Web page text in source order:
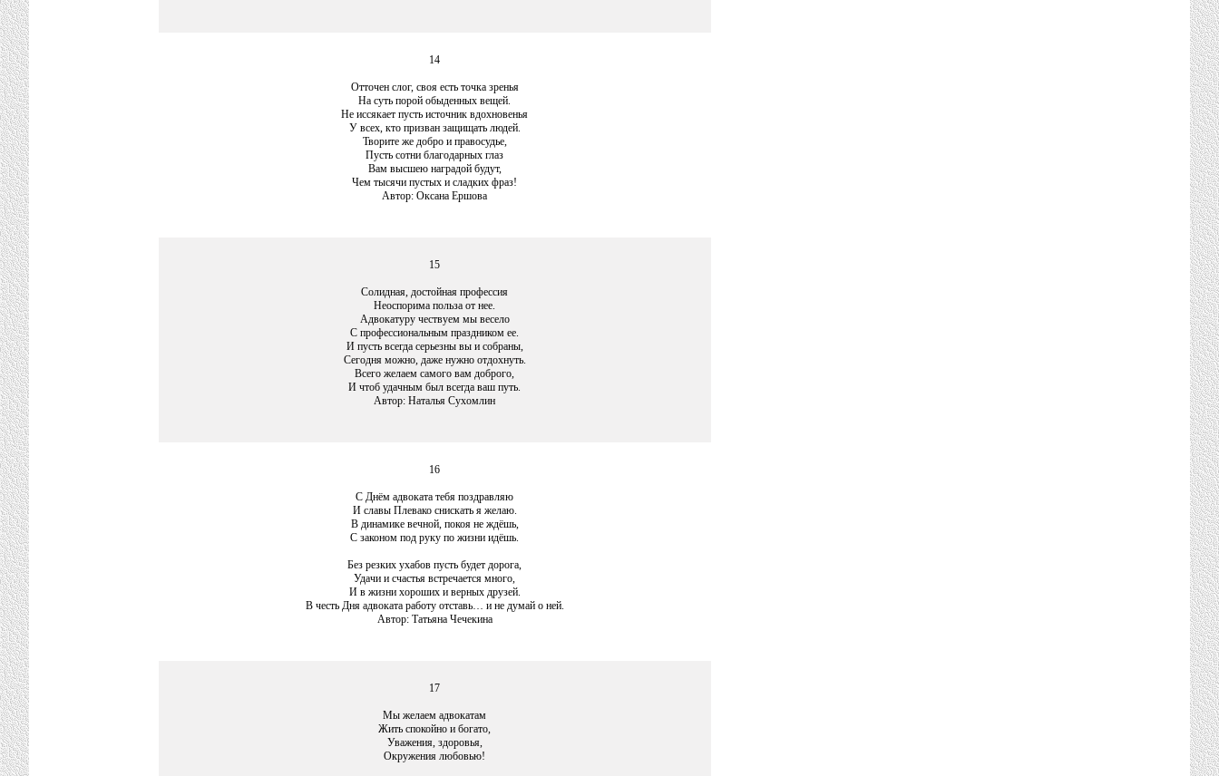
14
Отточен слог, своя есть точка зренья
На суть порой обыденных вещей.
Не иссякает пусть источник вдохновенья
У всех, кто призван защищать людей.
Творите же добро и правосудье,
Пусть сотни благодарных глаз
Вам высшею наградой будут,
Чем тысячи пустых и сладких фраз!
Автор: Оксана Ершова
15
Солидная, достойная профессия
Неоспорима польза от нее.
Адвокатуру чествуем мы весело
С профессиональным праздником ее.
И пусть всегда серьезны вы и собраны,
Сегодня можно, даже нужно отдохнуть.
Всего желаем самого вам доброго,
И чтоб удачным был всегда ваш путь.
Автор: Наталья Сухомлин
16
С Днём адвоката тебя поздравляю
И славы Плевако снискать я желаю.
В динамике вечной, покоя не ждёшь,
С законом под руку по жизни идёшь.
Без резких ухабов пусть будет дорога,
Удачи и счастья встречается много,
И в жизни хороших и верных друзей.
В честь Дня адвоката работу отставь… и не думай о ней.
Автор: Татьяна Чечекина
17
Мы желаем адвокатам
Жить спокойно и богато,
Уважения, здоровья,
Окружения любовью!